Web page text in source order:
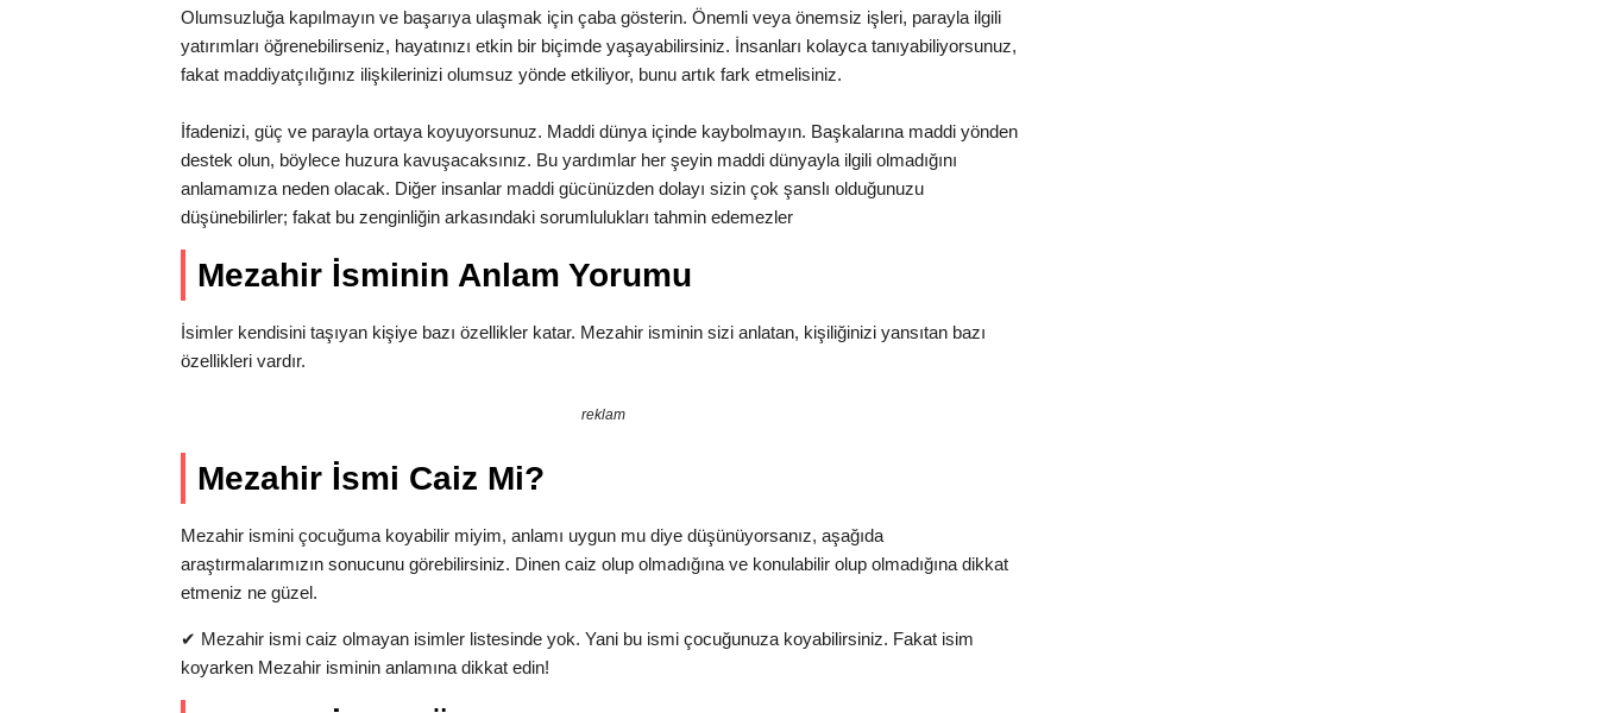
Olumsuzluğa kapılmayın ve başarıya ulaşmak için çaba gösterin. Önemli veya önemsiz işleri, parayla ilgili
yatırımları öğrenebilirseniz, hayatınızı etkin bir biçimde yaşayabilirsiniz. İnsanları kolayca tanıyabiliyorsunuz,
fakat maddiyatçılığınız ilişkilerinizi olumsuz yönde etkiliyor, bunu artık fark etmelisiniz.
İfadenizi, güç ve parayla ortaya koyuyorsunuz. Maddi dünya içinde kaybolmayın. Başkalarına maddi yönden
destek olun, böylece huzura kavuşacaksınız. Bu yardımlar her şeyin maddi dünyayla ilgili olmadığını
anlamamıza neden olacak. Diğer insanlar maddi gücünüzden dolayı sizin çok şanslı olduğunuzu
düşünebilirler; fakat bu zenginliğin arkasındaki sorumlulukları tahmin edemezler
Mezahir İsminin Anlam Yorumu
İsimler kendisini taşıyan kişiye bazı özellikler katar. Mezahir isminin sizi anlatan, kişiliğinizi yansıtan bazı
özellikleri vardır.
reklam
Mezahir İsmi Caiz Mi?
Mezahir ismini çocuğuma koyabilir miyim, anlamı uygun mu diye düşünüyorsanız, aşağıda
araştırmalarımızın sonucunu görebilirsiniz. Dinen caiz olup olmadığına ve konulabilir olup olmadığına dikkat
etmeniz ne güzel.
✔ Mezahir ismi caiz olmayan isimler listesinde yok. Yani bu ismi çocuğunuza koyabilirsiniz. Fakat isim
koyarken Mezahir isminin anlamına dikkat edin!